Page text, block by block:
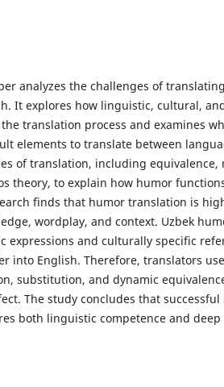
analyzes the challenges of
It explores how linguistic, cultural,
translation process and examines
elements to translate between
of translation, including equivalence,
theory, to explain how humor
finds that humor translation is
wordplay, and context. Uzbek
expressions and culturally specific
into English. Therefore, translators
substitution, and dynamic
The study concludes that
both linguistic competence and